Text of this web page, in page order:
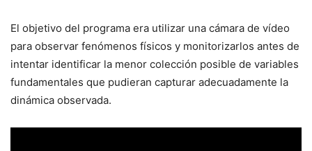
El objetivo del programa era utilizar una cámara de vídeo
para observar fenómenos físicos y monitorizarlos antes de
intentar identificar la menor colección posible de variables
fundamentales que pudieran capturar adecuadamente la
dinámica observada.